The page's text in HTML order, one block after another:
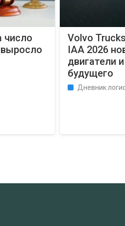
число
Volvo
IAA 2026
двигатели
будущего
Дневник